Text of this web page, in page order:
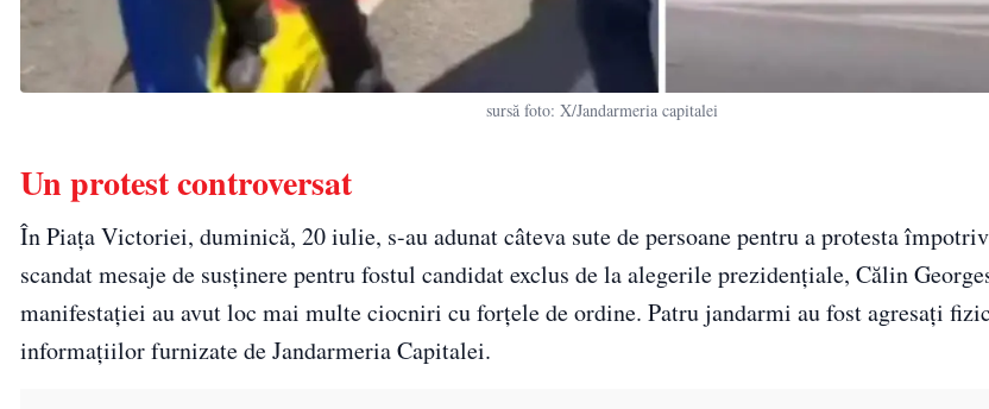
sursă foto: X/Jandarmeria capitalei
Un protest controversat
În Piața Victoriei, duminică, 20 iulie, s-au adunat câteva sute de persoane pentru a protesta
scandat mesaje de susținere pentru fostul candidat exclus de la alegerile prezidențiale, Călin
manifestației au avut loc mai multe ciocniri cu forțele de ordine. Patru jandarmi au fost agresați
informațiilor furnizate de Jandarmeria Capitalei.